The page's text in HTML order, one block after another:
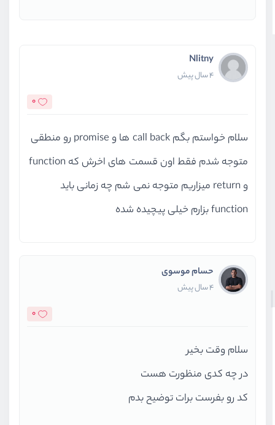
Nlitny
4 سال پیش
0
سلام خواستم بگم call back ها و promise رو منطقی
متوجه شدم فقط اون قسمت های اخرش که function
و return میزاریم متوجه نمی شم چه زمانی باید
function بزارم خیلی پیچیده شده
حسام موسوی
4 سال پیش
0
سلام وقت بخیر
در چه کدی منظورت هست
کد رو بفرست برات توضیح بدم